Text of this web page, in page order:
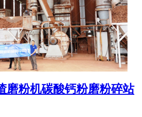
磨粉机碳酸钙粉磨粉碎站